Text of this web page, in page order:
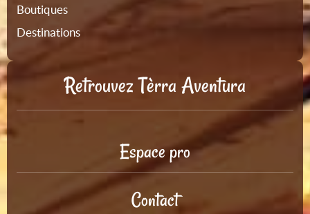
Boutiques
Destinations
Retrouvez Tèrra Aventura
Espace pro
Contact